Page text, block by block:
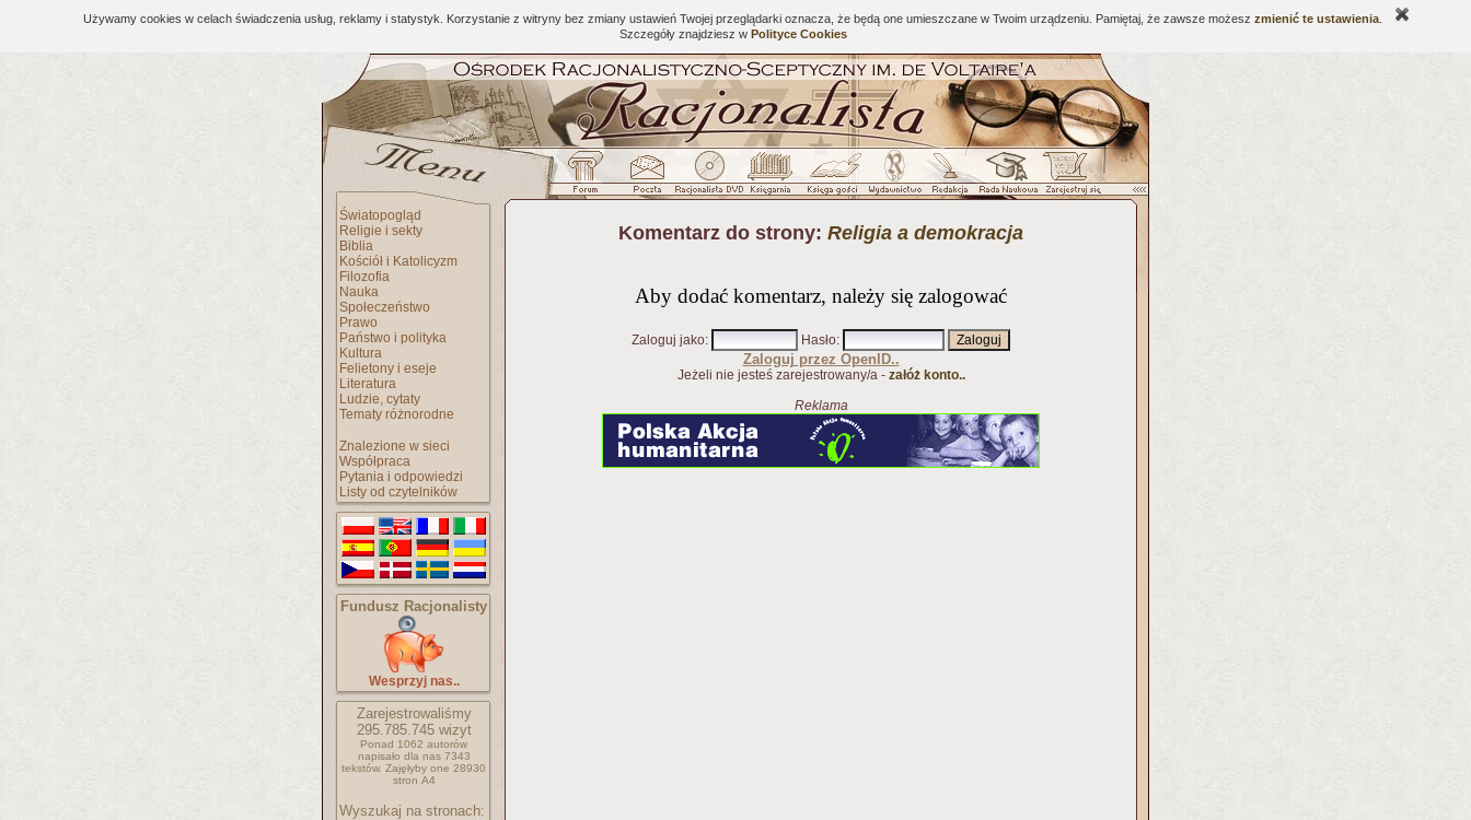
Używamy cookies w celach świadczenia usług, reklamy i statystyk. Korzystanie z witryny bez zmiany ustawień Twojej przeglądarki oznacza, że będą one umieszczane w Twoim urządzeniu. Pamiętaj, że zawsze możesz zmienić te ustawienia
Szczegóły znajdziesz w Polityce Cookies
Światopogląd
Religie i sekty
Biblia
Kościół i Katolicyzm
Filozofia
Nauka
Społeczeństwo
Prawo
Państwo i polityka
Kultura
Felietony i eseje
Literatura
Ludzie, cytaty
Tematy różnorodne
Znalezione w sieci
Współpraca
Pytania i odpowiedzi
Listy od czytelników
Fundusz Racjonalisty
Wesprzyj nas..
Zarejestrowaliśmy
295.785.745wizyt
Ponad 1062 autorów
napisało dla nas 7343
tekstów. Zajęłyby one 28930
stron A4
Wyszukaj na stronach:
Komentarz do strony: Religia a demokracja
Aby dodać komentarz, należy się zalogować
Zaloguj jako: Hasło:
Zaloguj przez OpenID..
Jeżeli nie jesteś zarejestrowany/a - załóż konto..
Reklama